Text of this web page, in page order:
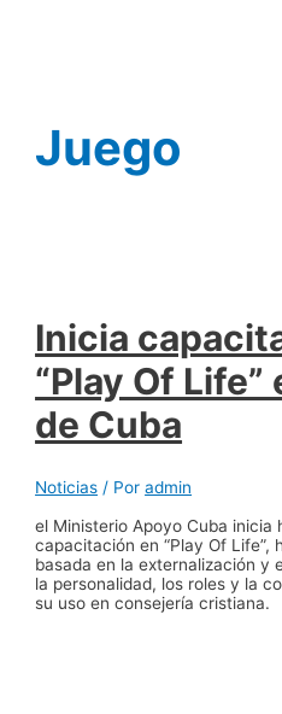
Juego
Inicia
“Play Of
de Cuba
Noticias / Poradmin
el Ministerio Apoyo Cuba inicia
capacitación en “Play Of Life”,
basada en la externalización y
la personalidad, los roles y la
su uso en consejería cristiana.